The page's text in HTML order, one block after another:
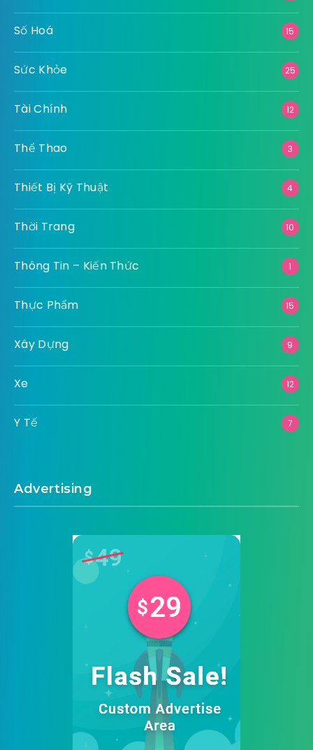
Số Hoá 15
Sức Khỏe 25
Tài Chính 12
Thể Thao 3
Thiết Bị Kỹ Thuật 4
Thời Trang 10
Thông Tin – Kiến Thức 1
Thực Phẩm 15
Xây Dựng 9
Xe 12
Y Tế 7
Advertising